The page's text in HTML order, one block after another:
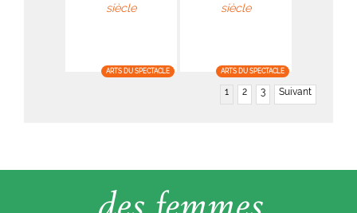
siècle
ARTS DU SPECTACLE
siècle
ARTS DU SPECTACLE
1 2 3 Suivant